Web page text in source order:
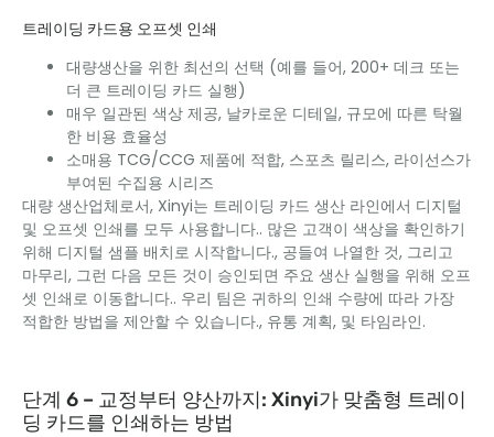
트레이딩 카드용 오프셋 인쇄
대량생산을 위한 최선의 선택 (예를 들어, 200+ 데크 또는
더 큰 트레이딩 카드 실행)
매우 일관된 색상 제공, 날카로운 디테일, 규모에 따른 탁월
한 비용 효율성
소매용 TCG/CCG 제품에 적합, 스포츠 릴리스, 라이선스가
부여된 수집용 시리즈
대량 생산업체로서, Xinyi는 트레이딩 카드 생산 라인에서 디지털
및 오프셋 인쇄를 모두 사용합니다.. 많은 고객이 색상을 확인하기
위해 디지털 샘플 배치로 시작합니다., 공들여 나열한 것, 그리고
마무리, 그런 다음 모든 것이 승인되면 주요 생산 실행을 위해 오프
셋 인쇄로 이동합니다.. 우리 팀은 귀하의 인쇄 수량에 따라 가장
적합한 방법을 제안할 수 있습니다., 유통 계획, 및 타임라인.
단계 6 – 교정부터 양산까지: Xinyi가 맞춤형 트레이
딩 카드를 인쇄하는 방법